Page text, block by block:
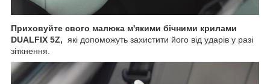
Приховуйте свого малюка м'якими бічними крилами
DUALFIX 5Z, які допоможуть захистити його від ударів у разі
зіткнення.